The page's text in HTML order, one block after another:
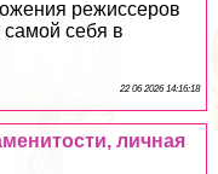
режиссеров
самой себя в
22 06 2026 14:16:18
личная